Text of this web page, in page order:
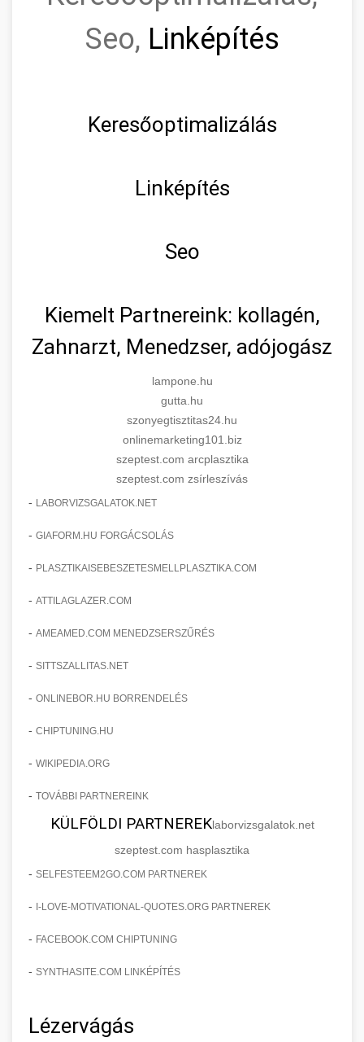
Seo, Linképítés
Keresőoptimalizálás
Linképítés
Seo
Kiemelt Partnereink: kollagén,
Zahnarzt, Menedzser, adójogász
lampone.hu
gutta.hu
szonyegtisztitas24.hu
onlinemarketing101.biz
szeptest.com arcplasztika
szeptest.com zsírleszívás
- LABORVIZSGALATOK.NET
- GIAFORM.HU FORGÁCSOLÁS
- PLASZTIKAISEBESZETESMELLPLASZTIKA.COM
- ATTILAGLAZER.COM
- AMEAMED.COM MENEDZSERSZŰRÉS
- SITTSZALLITAS.NET
- ONLINEBOR.HU BORRENDELÉS
- CHIPTUNING.HU
- WIKIPEDIA.ORG
- TOVÁBBI PARTNEREINK
KÜLFÖLDI PARTNEREKlaborvizsgalatok.net
szeptest.com hasplasztika
- SELFESTEEM2GO.COM PARTNEREK
- I-LOVE-MOTIVATIONAL-QUOTES.ORG PARTNEREK
- FACEBOOK.COM CHIPTUNING
- SYNTHASITE.COM LINKÉPÍTÉS
Lézervágás